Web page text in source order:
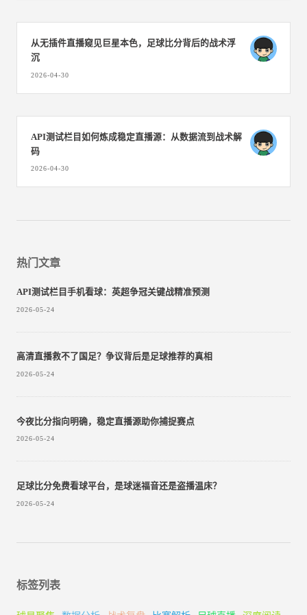
从无插件直播窥见巨星本色，足球比分背后的战术浮
沉
2026-04-30
API测试栏目如何炼成稳定直播源：从数据流到战术解
码
2026-04-30
热门文章
API测试栏目手机看球：英超争冠关键战精准预测
2026-05-24
高清直播救不了国足？争议背后是足球推荐的真相
2026-05-24
今夜比分指向明确，稳定直播源助你捕捉赛点
2026-05-24
足球比分免费看球平台，是球迷福音还是盗播温床？
2026-05-24
标签列表